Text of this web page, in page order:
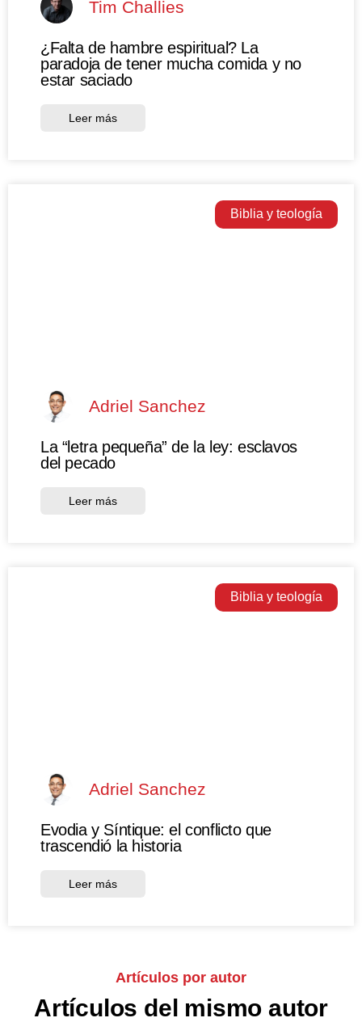
Tim Challies
¿Falta de hambre espiritual? La
paradoja de tener mucha comida y no
estar saciado
Leer más
Biblia y teología
Adriel Sanchez
La “letra pequeña” de la ley: esclavos
del pecado
Leer más
Biblia y teología
Adriel Sanchez
Evodia y Síntique: el conflicto que
trascendió la historia
Leer más
Artículos por autor
Artículos del mismo autor